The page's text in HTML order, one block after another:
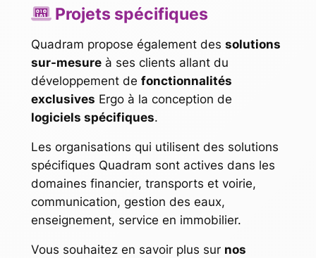
Projets spécifiques
Quadram propose également des solutions
sur-mesureà ses clients allant du
développement de fonctionnalités
exclusives Ergo à la conception de
logiciels spécifiques.
Les organisations qui utilisent des solutions
spécifiques Quadram sont actives dans les
domaines financier, transports et voirie,
communication, gestion des eaux,
enseignement, service en immobilier.
Vous souhaitez en savoir plus sur nos